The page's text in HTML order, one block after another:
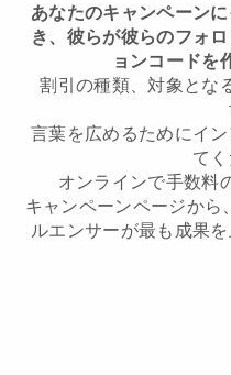
あなたのキャンペーン
き、彼らが彼らのフォ
ョンコードを
割引の種類、対象とな
言葉を広めるためにイ
てく
オンラインで手数料
キャンペーンページから
ルエンサーが最も成果